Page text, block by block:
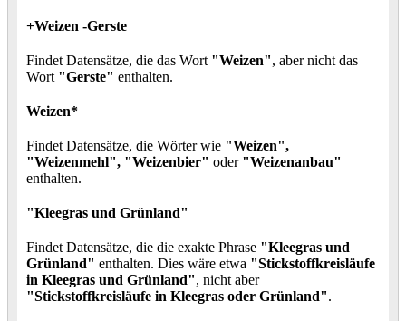
+Weizen -Gerste
Findet Datensätze, die das Wort "Weizen", aber nicht das
Wort "Gerste" enthalten.
Weizen*
Findet Datensätze, die Wörter wie "Weizen",
"Weizenmehl", "Weizenbier" oder "Weizenanbau"
enthalten.
"Kleegras und Grünland"
Findet Datensätze, die die exakte Phrase "Kleegras und
Grünland" enthalten. Dies wäre etwa "Stickstoffkreisläufe
in Kleegras und Grünland", nicht aber
"Stickstoffkreisläufe in Kleegras oder Grünland".